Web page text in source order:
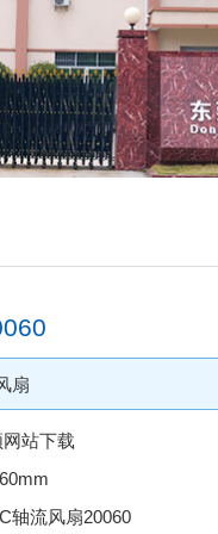
扇
站下载
轴流风扇20060